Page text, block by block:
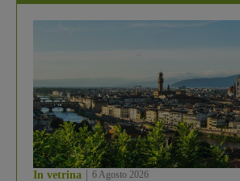
In vetrina 6 Agosto 2026